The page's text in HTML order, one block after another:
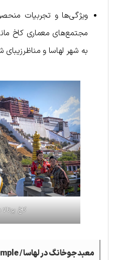
ویژگی‌ها و تجربیات
مجتمع‌های معماری کاخ
به شهر لهاسا و مناظرزیبای
کاخ
معبد جوخانگ در لهاسا /